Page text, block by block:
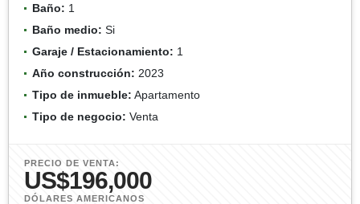
Baño: 1
Baño medio: Si
Garaje / Estacionamiento: 1
Año construcción: 2023
Tipo de inmueble: Apartamento
Tipo de negocio: Venta
PRECIO DE VENTA:
US$196,000
DÓLARES AMERICANOS